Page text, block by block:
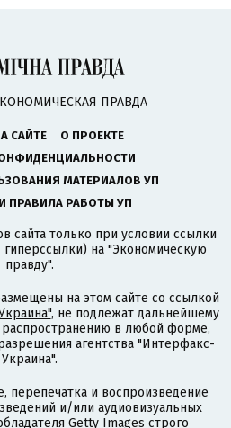
ПРАВДА
САЙТЕ
О ПРОЕКТЕ
МАТЕРИАЛОВ УП
ПРАВИЛА РАБОТЫ УП
сайта только при условии ссылки
на "Экономическую
правду".
на этом сайте со ссылкой
, не подлежат дальнейшему
в любой форме,
агентства "Интерфакс-
Украина".
перепечатка и воспроизведение
и/или аудиовизуальных
Getty Images строго